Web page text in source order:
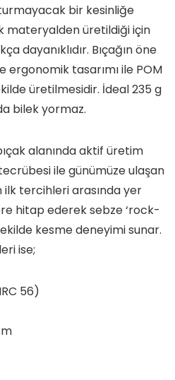
bir kesinliğe
materyalden üretildiği için
dayanıklıdır. Bıçağın öne
ergonomik tasarımı ile POM
üretilmesidir. İdeal 235 g
bilek yormaz.
alanında aktif üretim
ile günümüze ulaşan
tercihleri arasında yer
hitap ederek sebze ‘rock-
kesme deneyimi sunar.
ise;
56)